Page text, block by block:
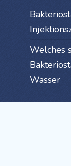
Welches
Wasser